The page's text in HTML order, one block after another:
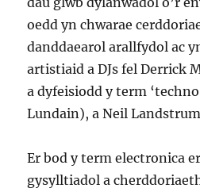
oedd yn chwarae
danddaearol arallfydol ac
artistiaid a DJs fel Derrick
a dyfeisiodd y term
Lundain), a Neil
Er bod y term electronica
gysylltiadol a